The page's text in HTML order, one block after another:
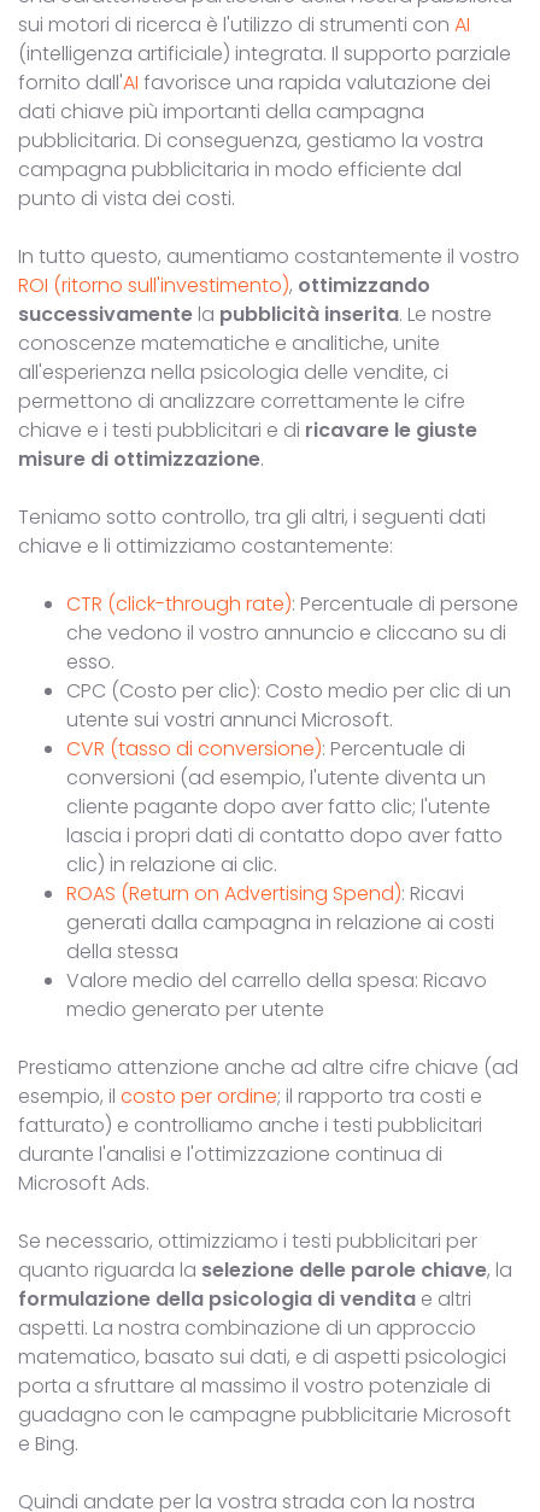
sui motori di ricerca è l'utilizzo di strumenti con AI
(intelligenza artificiale) integrata. Il supporto parziale
fornito dall'AI favorisce una rapida valutazione dei
dati chiave più importanti della campagna
pubblicitaria. Di conseguenza, gestiamo la vostra
campagna pubblicitaria in modo efficiente dal
punto di vista dei costi.
In tutto questo, aumentiamo costantemente il vostro
ROI (ritorno sull'investimento), ottimizzando
successivamente la pubblicità inserita. Le nostre
conoscenze matematiche e analitiche, unite
all'esperienza nella psicologia delle vendite, ci
permettono di analizzare correttamente le cifre
chiave e i testi pubblicitari e di ricavare le giuste
misure di ottimizzazione.
Teniamo sotto controllo, tra gli altri, i seguenti dati
chiave e li ottimizziamo costantemente:
CTR (click-through rate): Percentuale di persone
che vedono il vostro annuncio e cliccano su di
esso.
CPC (Costo per clic): Costo medio per clic di un
utente sui vostri annunci Microsoft.
CVR (tasso di conversione): Percentuale di
conversioni (ad esempio, l'utente diventa un
cliente pagante dopo aver fatto clic; l'utente
lascia i propri dati di contatto dopo aver fatto
clic) in relazione ai clic.
ROAS (Return on Advertising Spend): Ricavi
generati dalla campagna in relazione ai costi
della stessa
Valore medio del carrello della spesa: Ricavo
medio generato per utente
Prestiamo attenzione anche ad altre cifre chiave (ad
esempio, il costo per ordine; il rapporto tra costi e
fatturato) e controlliamo anche i testi pubblicitari
durante l'analisi e l'ottimizzazione continua di
Microsoft Ads.
Se necessario, ottimizziamo i testi pubblicitari per
quanto riguarda la selezione delle parole chiave, la
formulazione della psicologia di vendita e altri
aspetti. La nostra combinazione di un approccio
matematico, basato sui dati, e di aspetti psicologici
porta a sfruttare al massimo il vostro potenziale di
guadagno con le campagne pubblicitarie Microsoft
e Bing.
Quindi andate per la vostra strada con la nostra